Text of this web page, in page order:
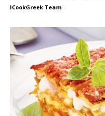
ICookGreek Team -